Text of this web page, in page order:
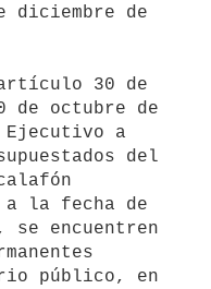
diciembre de
de octubre de
a
del
la fecha de
se encuentren
público, en